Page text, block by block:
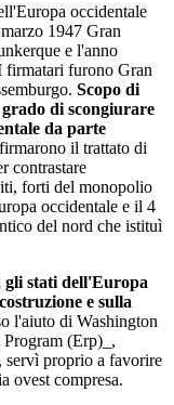
occidentale
1947 Gran
e l'anno
firmatari furono Gran
Scopo di
di scongiurare
da parte
il trattato di
contrastare
forti del monopolio
occidentale e il 4
del nord che istituì
gli stati dell'Europa
e sulla
l'aiuto di Washington
(Erp)_,
, servì proprio a favorire
ovest compresa.